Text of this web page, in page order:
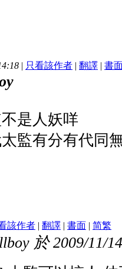
| 只看該作者 | 翻譯 | 書
是人妖咩
監有分有代同
該作者 | 翻譯 | 書面 | 简繁
於 2009/11/